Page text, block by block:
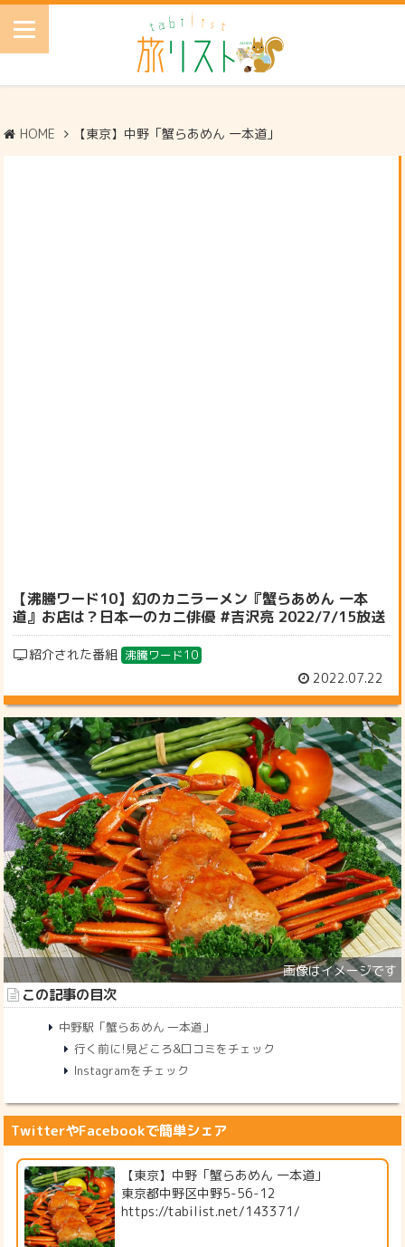
HOME 【東京】中野「蟹らあめん 一本道」
【沸騰ワード10】幻のカニラーメン『蟹らあめん 一本
道』お店は？日本一のカニ俳優 #吉沢亮 2022/7/15放送
紹介された番組 沸騰ワード10
2022.07.22
この記事の目次
中野駅「蟹らあめん 一本道」
行く前に!見どころ&口コミをチェック
Instagramをチェック
TwitterやFacebookで簡単シェア
【東京】中野「蟹らあめん 一本道」
東京都中野区中野5-56-12
https://tabilist.net/143371/